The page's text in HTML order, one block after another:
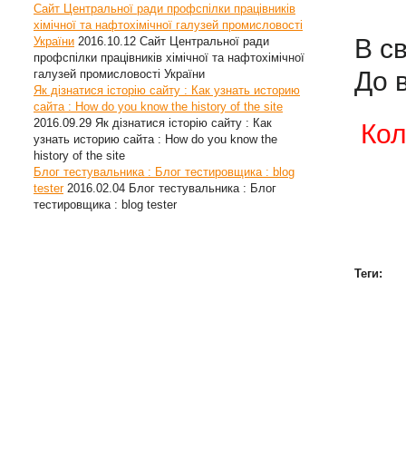
Сайт Центральної ради профспілки працівників
хімічної та нафтохімічної галузей промисловості
України 2016.10.12 Сайт Центральної ради
профспілки працівників хімічної та нафтохімічної
галузей промисловості України
Як дізнатися історію сайту : Как узнать историю
сайта : How do you know the history of the site
2016.09.29 Як дізнатися історію сайту : Как
узнать историю сайта : How do you know the
history of the site
Блог тестувальника : Блог тестировщика : blog
tester 2016.02.04 Блог тестувальника : Блог
тестировщика : blog tester
В
До
Теги: